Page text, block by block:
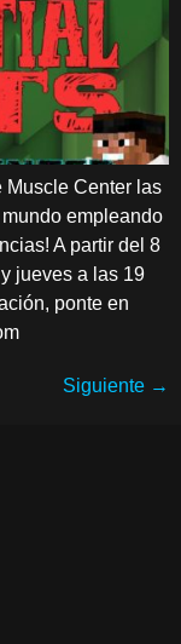
Muscle Center las
empleando
A partir del 8
jueves a las 19
ponte en
Siguiente →